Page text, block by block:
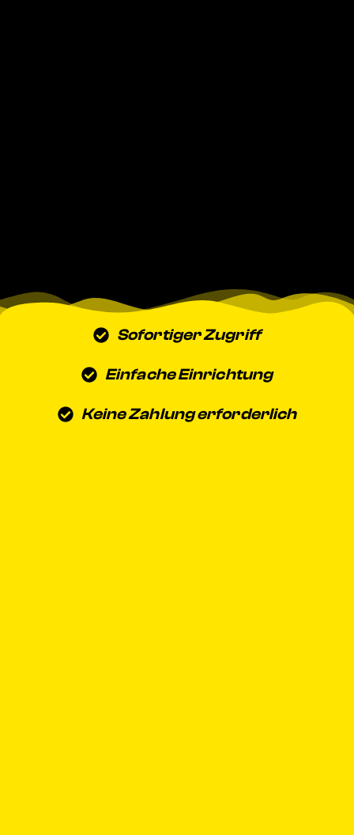
Sofortiger Zugriff
Einfache Einrichtung
Keine Zahlung erforderlich